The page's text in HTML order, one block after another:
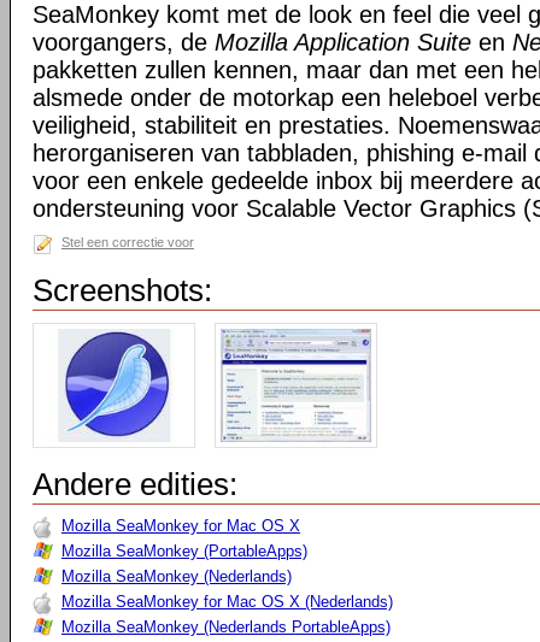
SeaMonkey komt met de look en feel die veel
voorgangers, de Mozilla Application Suite en
pakketten zullen kennen, maar dan met een
alsmede onder de motorkap een heleboel
veiligheid, stabiliteit en prestaties.
herorganiseren van tabbladen, phishing e-mail
voor een enkele gedeelde inbox bij meerdere
ondersteuning voor Scalable Vector Graphics
Stel een correctie voor
Screenshots:
Andere edities:
Mozilla SeaMonkey for Mac OS X
Mozilla SeaMonkey (PortableApps)
Mozilla SeaMonkey (Nederlands)
Mozilla SeaMonkey for Mac OS X (Nederlands)
Mozilla SeaMonkey (Nederlands PortableApps)